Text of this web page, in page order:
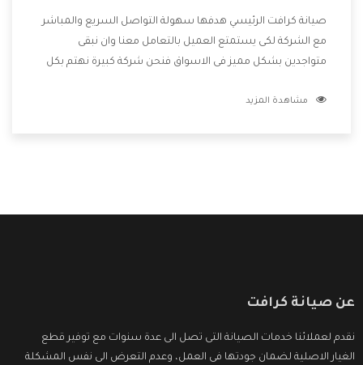
صيانة كرافت الرئيسي هدفها سهولة التواصل السريع والمباشر
مع الشركة لكى يستمتع العميل بالتعامل معنا وان نبقى
متواجدين بشكل مميز فى الاسواق فنحن شركة كبيرة نهتم بكل
الشركة بها والتى تكون منها خدمة الصيانة التى تكون من أهم
مشاهدة المزيد
عن صيانة كرافت
نقدم لعملائنا خدمات الصيانة التى تصل الى عدة سنوات مع توفير قطع
الغيار الاصلية لضمان جودتها فى العمل، وعدم التعرض الى نفس المشكلة